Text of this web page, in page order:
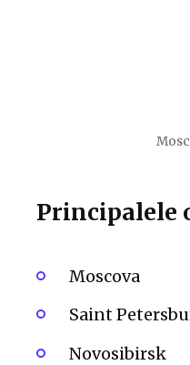
Principalele
Moscova
Saint
Novosibirsk